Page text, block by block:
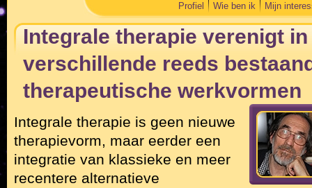
Profiel
Wie ben ik Mijn
Integrale therapie verenigt
verschillende reeds
therapeutische werkvormen
Integrale therapie is geen nieuwe
therapievorm, maar eerder een
integratie van klassieke en meer
recentere alternatieve